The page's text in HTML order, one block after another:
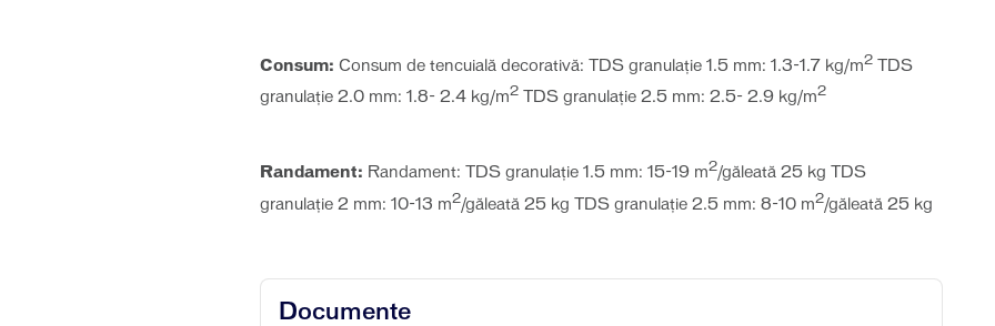
Consum: Consum de tencuială decorativă: TDS granulaţie 1.5 mm: 1.3-1.7 kg/m2 TDS
granulaţie 2.0 mm: 1.8- 2.4 kg/m2 TDS granulaţie 2.5 mm: 2.5- 2.9 kg/m2
Randament: Randament: TDS granulație 1.5 mm: 15-19 m2/găleată 25 kg TDS
granulație 2 mm: 10-13 m2/găleată 25 kg TDS granulație 2.5 mm: 8-10 m2/găleată 25 kg
Documente